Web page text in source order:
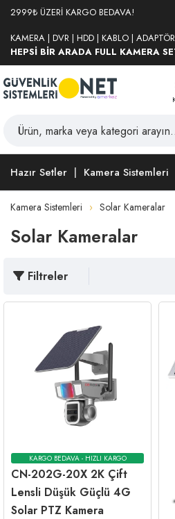
2999₺ ÜZERİ KARGO BEDAVA!
KAMERA | DVR | HDD | KABLO | ADAPTÖR
HEPSİ BİR ARADA FULL KAMERA
Hazır Setler Kamera Sistemleri
Kamera Sistemleri Solar Kameralar
Solar Kameralar
Filtreler
KARGO BEDAVA - HIZLI KARGO
CN-202G-20X 2K Çift
Lensli Düşük Güçlü 4G
Solar PTZ Kamera